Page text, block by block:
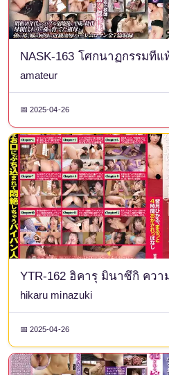
amateur
📅 2025-04-26
YTR-162 ฮิคารุ มินาซึกิ ควา
hikaru minazuki
📅 2025-04-26